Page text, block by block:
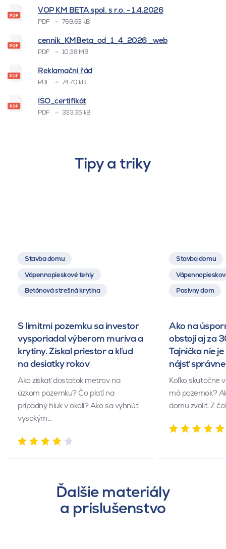
VOP KM BETA spol. s r.o. - 1.4.2026
PDF 769.63 kB
cenník_KMBeta_od_1_4_2026 _web
PDF 10.38 MB
Reklamační řád
PDF 74.70 kB
ISO_certifikát
PDF 333.35 kB
Tipy a triky
Stavba domu
Vápennopieskové tehly
Betónová strešná krytina
S limitmi pozemku sa investor
vysporiadal výberom muriva a
krytiny. Získal priestor a kľud
na desiatky rokov
Ako získať dostatok metrov na
úzkom pozemku? Čo platí na
prípadný hluk v okolí? Ako sa vyhnúť
vysokým…
Stavba domu
Pasívny dom
Ako na
obstojí aj za
Tajnička nie
nájsť
Koľko skutočne
má pozemok?
domu zvoliť. Z
Ďalšie materiály
a príslušenstvo